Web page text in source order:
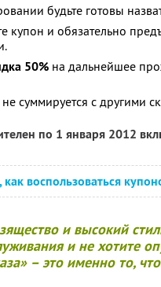
будьте готовы
купон и обязательно
50% на дальнейшее
не суммируется с другими
по 1 января 2012
как воспользоваться
и высокий
и не хотите
– это именно то,